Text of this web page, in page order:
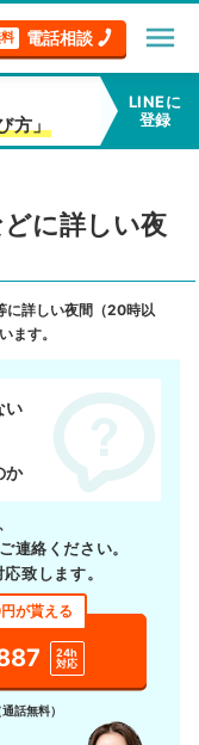
電話相談 menu
方」
LINEに
登録
に詳しい夜
に詳しい夜間（20時以
ます。
い
か
連絡ください。
致します。
が貰える
24h
対応
話無料）